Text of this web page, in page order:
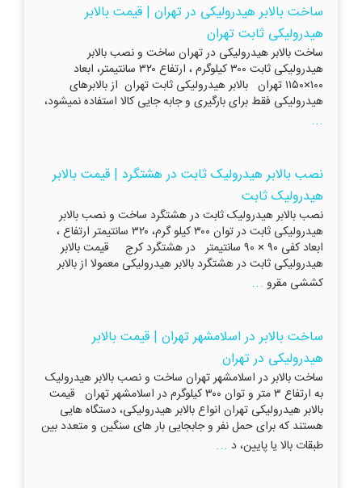
ساخت بالابر هیدرولیکی در تهران | قیمت بالابر
هیدرولیکی ثابت تهران
ساخت بالابر هیدرولیکی در تهران ساخت و نصب بالابر
هیدرولیکی ثابت ۳۰۰ کیلوگرم ، ارتفاع ۳۲۰ سانتیمتر، ابعاد
۱۰۰×۱۱۵۰ تهران بالابر هیدرولیکی ثابت تهران از بالابرهای
هیدرولیکی فقط برای بارگیری و جابه جایی کالا استفاده نمیشود،
...
نصب بالابر هیدرولیک ثابت در هشتگرد | قیمت بالابر
هیدرولیک ثابت
نصب بالابر هیدرولیک ثابت در هشتگرد ساخت و نصب بالابر
هیدرولیکی ثابت در توان ۳۰۰ کیلو گرم، ۳۲۰ سانتیمتر ارتفاع ،
ابعاد کفی ۹۰ × ۹۰ سانتیمتر در هشتگرد کرج قیمت بالابر
هیدرولیکی ثابت در هشتگرد بالابر هیدرولیکی معمولا از بالابر
کششی مقرو ...
ساخت بالابر در اسلامشهر تهران | قیمت بالابر
هیدرولیکی در تهران
ساخت بالابر در اسلامشهر تهران ساخت و نصب بالابر هیدرولیک
به ارتفاع ۳ متر و توان ۳۰۰ کیلوگرم در اسلامشهر تهران قیمت
بالابر هیدرولیکی تهران انواع بالابر هیدرولیکی، دستگاه هایی
هستند که برای حمل نفر و جابجایی بار های سنگین و متعدد بین
طبقات بالا یا پایین، د ...